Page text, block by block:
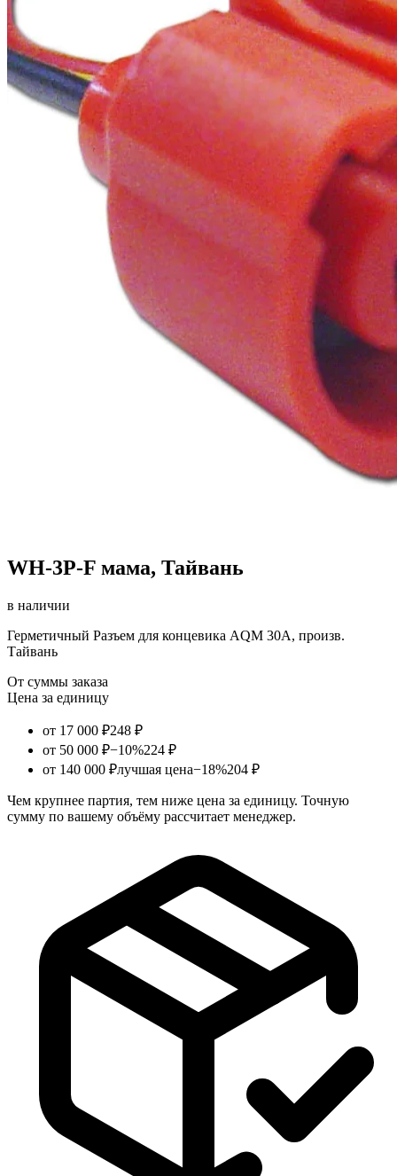
WH-3P-F мама, Тайвань
в наличии
Герметичный Разъем для концевика AQM 30A, произв.
Тайвань
От суммы заказа
Цена за единицу
от 17 000 ₽248 ₽
от 50 000 ₽−10%224 ₽
от 140 000 ₽лучшая цена−18%204 ₽
Чем крупнее партия, тем ниже цена за единицу. Точную
сумму по вашему объёму рассчитает менеджер.